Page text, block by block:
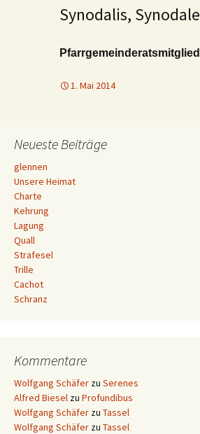
Synodalis, Synodale
Pfarrgemeinderatsmitglied
1. Mai 2014
Neueste Beiträge
glennen
Unsere Heimat
Charte
Kehrung
Lagung
Quall
Strafesel
Trille
Cachot
Schranz
Kommentare
Wolfgang Schäfer zu Serenes
Alfred Biesel zu Profundibus
Wolfgang Schäfer zu Tassel
Wolfgang Schäfer zu Tassel